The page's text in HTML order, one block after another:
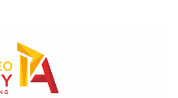
un agregado sobre
relacionada a las